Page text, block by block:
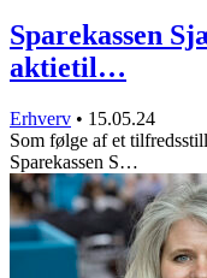
Sparekassen
aktietil…
Erhverv • 15.05.24
Som følge af et
Sparekassen S…